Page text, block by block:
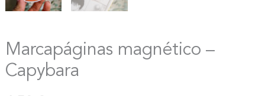
Marcapáginas magnético –
Capybara